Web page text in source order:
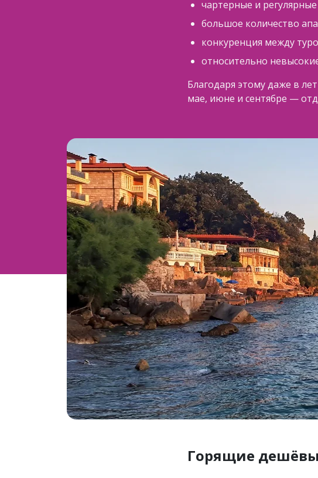
чартерные и
большое количество
конкуренция между
относительно
Благодаря этому даже в
мае, июне и сентябре —
Горящие